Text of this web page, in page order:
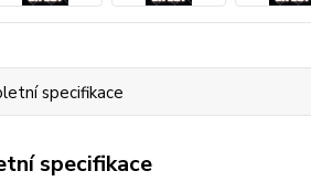
specifikace
specifikace